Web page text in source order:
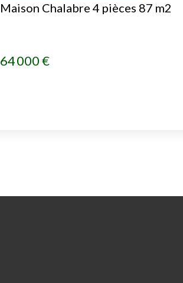
Maison Chalabre 4 pièces 87 m2
64 000 €